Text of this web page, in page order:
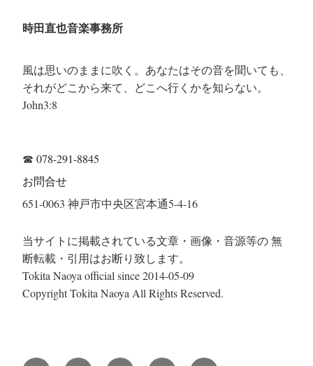
時田直也音楽事務所
風は思いのままに吹く。あなたはその音を聞いても、
それがどこから来て、どこへ行くかを知らない。
John3:8
☎ 078-291-8845
お問合せ
651-0063 神戸市中央区宮本通5-4-16
当サイトに掲載されている文章・画像・音源等の 無
断転載・引用はお断り致します。
Tokita Naoya official since 2014-05-09
Copyright Tokita Naoya All Rights Reserved.